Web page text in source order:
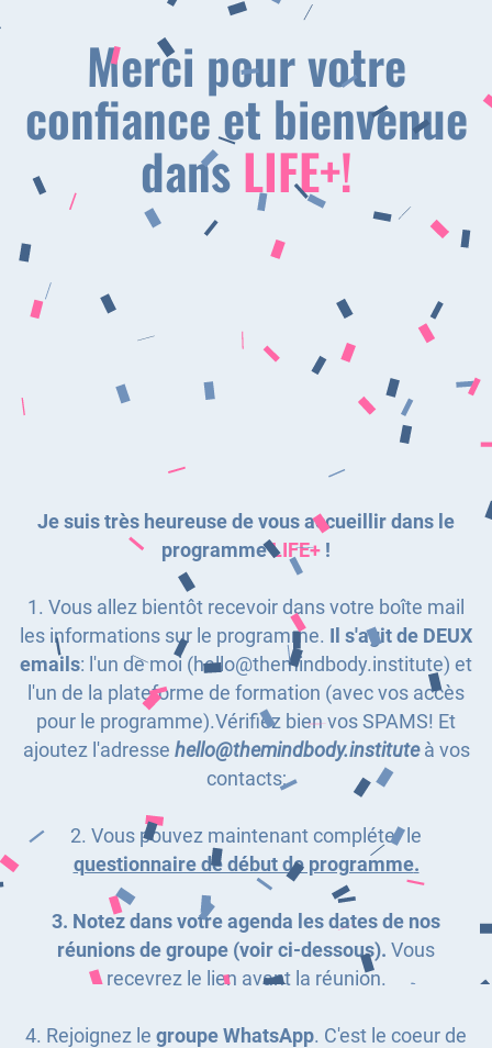
Merci pour votre
confiance et bienvenue
dans LIFE+!
Je suis très heureuse de vous accueillir dans le
programmeLIFE+ !
1. Vous allez bientôt recevoir dans votre boîte mail
les informations sur le programme. Il s'agit de DEUX
emails: l'un de moi (hello@themindbody.institute) et
l'un de la plateforme de formation (avec vos accès
pour le programme).Vérifiez bien vos SPAMS! Et
ajoutez l'adresse hello@themindbody.instituteà vos
contacts;
2. Vous pouvez maintenant compléter le
questionnaire de début de programme.
3. Notez dans votre agenda les dates de nos
réunions de groupe (voir ci-dessous). Vous
recevrez le lien avant la réunion.
4. Rejoignez le groupe WhatsApp. C'est le coeur de